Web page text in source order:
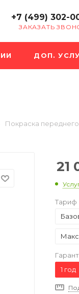
+7 (499) 302-
ЗАКАЗАТЬ
ДОП.
Покраска
21
Тариф
1 год